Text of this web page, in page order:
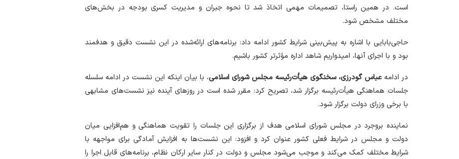
است. در همین راستا، تصمیمات مهمی اتخاذ شد تا نحوه جبران و مدیریت کسری بودجه در بخش‌های
مختلف مشخص شود.
حاجی‌بابایی با اشاره به پیش‌بینی شرایط کشور ادامه داد: برنامه‌های ارائه‌شده در این نشست دقیق و هدفمند
بود و با اجرای آنها، امیدواریم شاهد اداره مؤثرتر کشور باشیم.
در ادامهعباس گودرزی، سخنگوی هیأت‌رئیسه مجلس شورای اسلامی، با بیان اینکه این نشست در ادامه سلسله
جلسات هماهنگی هیأت‌رئیسه برگزار شد، تصریح کرد: مقرر شده است در روز‌های آینده نیز نشست‌های مشابهی
با برخی وزرای دولت برگزار شود.
نماینده بروجرد در مجلس شورای اسلامی هدف از برگزاری این جلسات را تقویت هماهنگی و هم‌افزایی میان
دولت و مجلس در شرایط فعلی کشور عنوان کرد و افزود: این نشست‌ها به افزایش آمادگی برای مواجهه با
شرایط مختلف کمک می‌کند و موجب می‌شود مجلس و دولت در کنار سایر ارکان نظام، برنامه‌های قابل اجرا را